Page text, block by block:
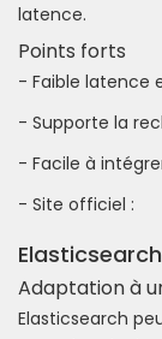
latence.
Points forts
- Faible latence
- Supporte la
- Facile à
- Site officiel :
Adaptation à
Elasticsearch